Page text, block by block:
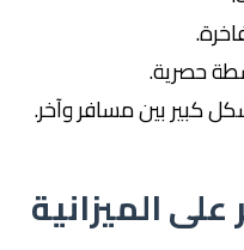
حصرية.
كبير بين مسافر وآخر.
الميزانية